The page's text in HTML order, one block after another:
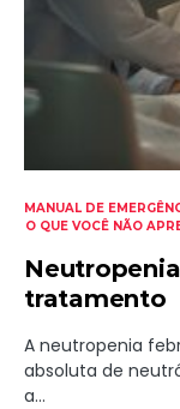
MANUAL DE
O QUE VOCÊ NÃO
tratamento
A neutropenia
absoluta de
a…